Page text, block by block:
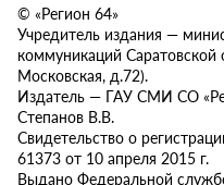
© «Регион 64»
Учредитель издания —
коммуникаций Саратовской
Московская, д.72).
Издатель — ГАУ СМИ СО
Степанов В.В.
Свидетельство о
61373 от 10 апреля 2015 г.
Выдано Федеральной